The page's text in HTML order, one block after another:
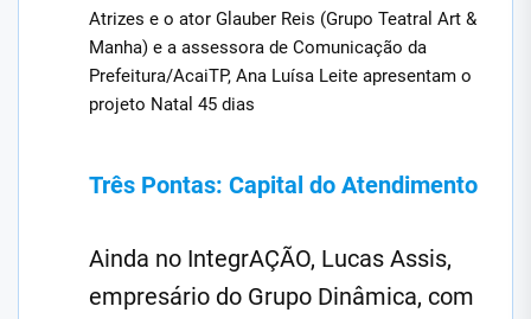
Atrizes e o ator Glauber Reis (Grupo Teatral Art &
Manha) e a assessora de Comunicação da
Prefeitura/AcaiTP, Ana Luísa Leite apresentam o
projeto Natal 45 dias
Três Pontas: Capital do Atendimento
Ainda no IntegrAÇÃO, Lucas Assis,
empresário do Grupo Dinâmica, com